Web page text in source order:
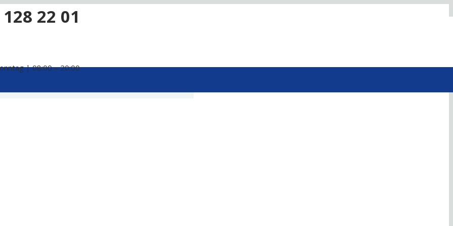
22 01
| 08:00 – 20:00